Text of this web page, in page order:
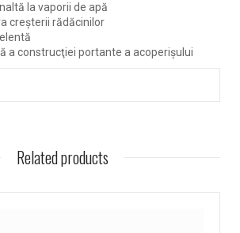
la vaporii de apă
creşterii rădăcinilor
a construcţiei portante a acoperişului
Related products